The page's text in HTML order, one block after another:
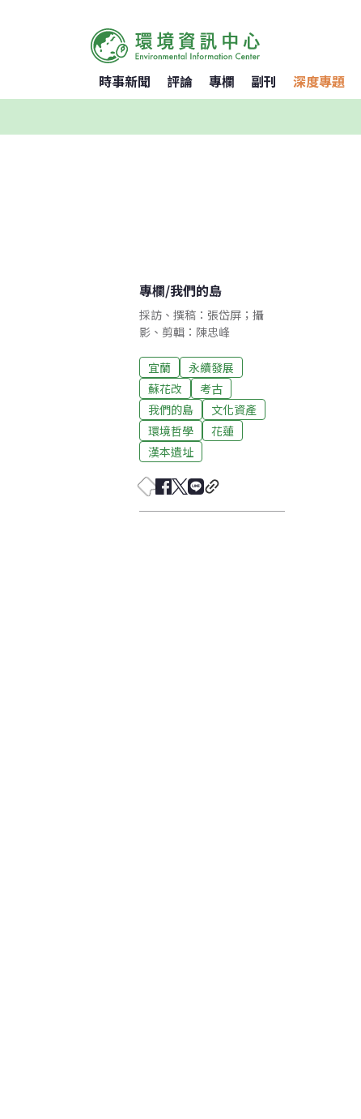
時事新聞 評論 專欄 副刊 深度專題
專欄/我們的島
採訪、撰稿：張岱屏；攝
影、剪輯：陳忠峰
宜蘭
永續發展
蘇花改
考古
我們的島
文化資產
環境哲學
花蓮
漢本遺址